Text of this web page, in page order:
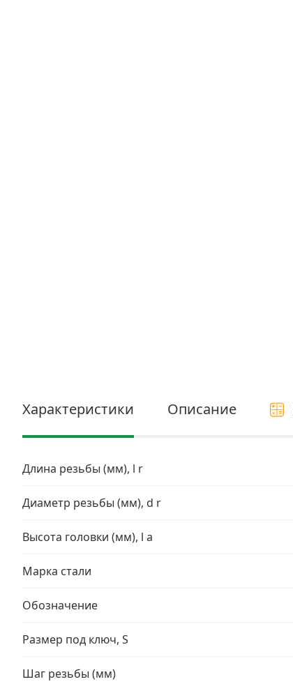
Скобяные изделия и мебельная фурнитура
Характеристики Описание
Длина резьбы (мм), l r
Диаметр резьбы (мм), d r
Высота головки (мм), l a
Марка стали
Обозначение
Размер под ключ, S
Шаг резьбы (мм)